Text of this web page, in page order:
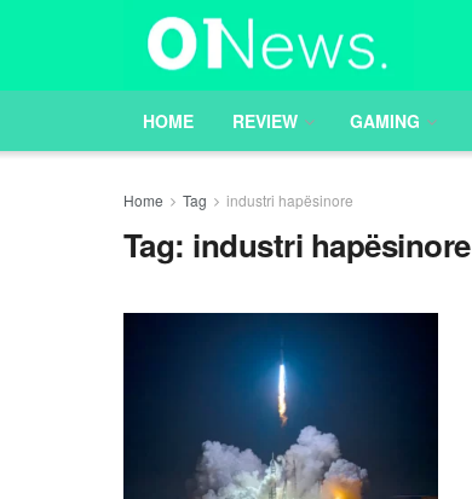
HOME REVIEW GAMING
Home Tag industri hapësinore
Tag: industri hapësinore